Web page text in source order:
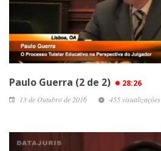
Paulo Guerra (2 de 2) 28:26
13 de Outubro de 2016 455 visualizações